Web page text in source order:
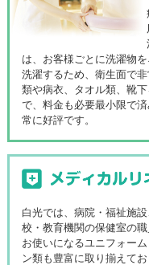
は、お客様ごとに洗濯物
洗濯するため、衛生面で
類や病衣、タオル類、靴
で、料金も必要最小限で
常に好評です。
白光では、病院・福祉施
校・教育機関の保健室の
お使いになるユニフォー
ン類も豊富に取り揃えてお